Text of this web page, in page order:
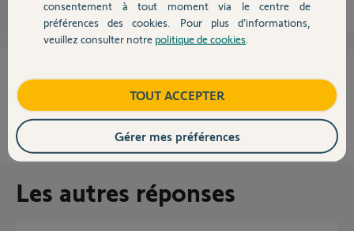
Contact
NON OUI
des internautes ont trouvé cette réponse utile
Les autres réponses
consentement à tout moment via le centre de
préférences des cookies. Pour plus d’informations,
veuillez consulter notre politique de cookies
TOUT ACCEPTER
Gérer mes préférences